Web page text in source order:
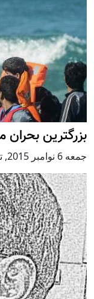
بزرگترین
جمعه 6 نوامبر 2015 ,